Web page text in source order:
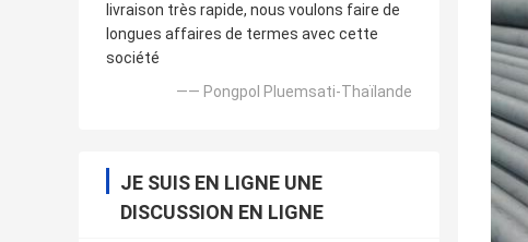
livraison très rapide, nous voulons faire de
longues affaires de termes avec cette
société
—— Pongpol Pluemsati-Thaïlande
JE SUIS EN LIGNE UNE
DISCUSSION EN LIGNE